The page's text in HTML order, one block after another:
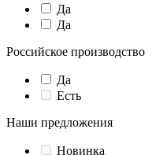
Да
Да
Российское производство
Да
Есть
Наши предложения
Новинка